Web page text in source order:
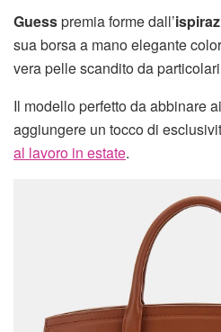
Guesspremia forme dall’
sua borsa a mano elegante
vera pelle scandito da particolari
Il modello perfetto da abbinare
aggiungere un tocco di
al lavoro in estate.